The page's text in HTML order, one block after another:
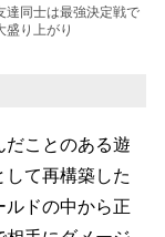
達同士は最強決定戦で
盛り上がり
だことのある遊
して再構築した
ルドの中から正